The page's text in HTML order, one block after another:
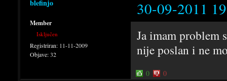
blefinjo 30-09-2011
Member
Isključen
Registriran: 11-11-2009
Objave:32
Ja imam problem
nije poslan i ne
0 0